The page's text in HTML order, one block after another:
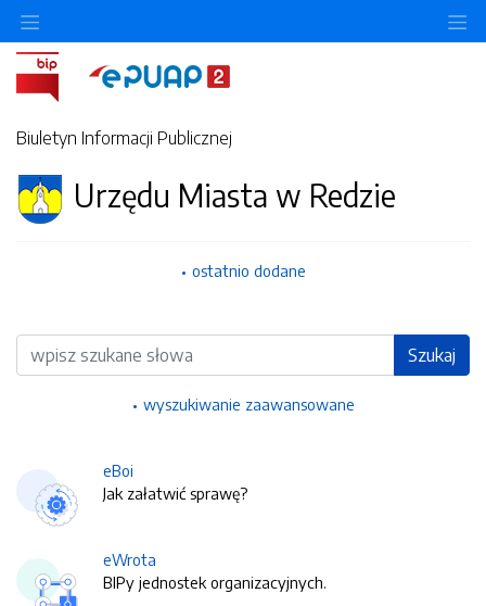
Biuletyn Informacji Publicznej
Urzędu Miasta w Redzie
ostatnio dodane
Wyszukiwarka Szukaj
wyszukiwanie zaawansowane
eBoi
Jak załatwić sprawę?
eWrota
BIPy jednostek organizacyjnych.